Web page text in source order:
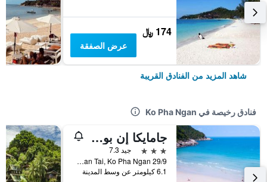
174 ﷼
عرض الصفقة
شاهد المزيد من الفنادق القريبة
فنادق رخيصة في Ko Pha Ngan
جامايكا إن بونجالو
3 نجوم
جيد 7.3
29/9 Moo 4, Baan Tai, Ko Pha Ngan, تايلاند
6.1 كيلومتر عن وسط المدينة